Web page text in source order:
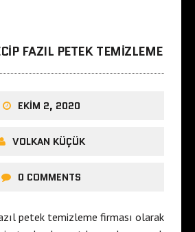
FAZIL PETEK TEMIZLEME
EKIM 2, 2020
VOLKAN KÜÇÜK
0 COMMENTS
petek temizleme firması olarak